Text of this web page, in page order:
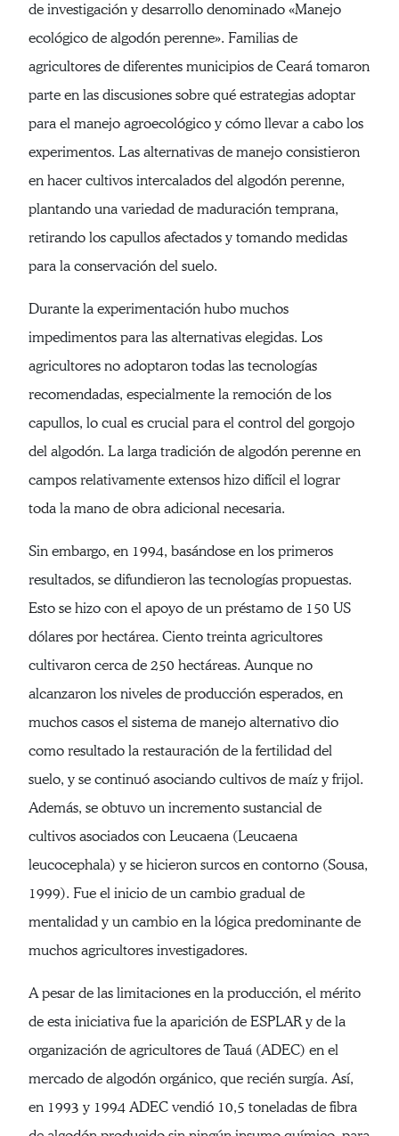
de investigación y desarrollo denominado «Manejo
ecológico de algodón perenne». Familias de
agricultores de diferentes municipios de Ceará tomaron
parte en las discusiones sobre qué estrategias adoptar
para el manejo agroecológico y cómo llevar a cabo los
experimentos. Las alternativas de manejo consistieron
en hacer cultivos intercalados del algodón perenne,
plantando una variedad de maduración temprana,
retirando los capullos afectados y tomando medidas
para la conservación del suelo.
Durante la experimentación hubo muchos
impedimentos para las alternativas elegidas. Los
agricultores no adoptaron todas las tecnologías
recomendadas, especialmente la remoción de los
capullos, lo cual es crucial para el control del gorgojo
del algodón. La larga tradición de algodón perenne en
campos relativamente extensos hizo difícil el lograr
toda la mano de obra adicional necesaria.
Sin embargo, en 1994, basándose en los primeros
resultados, se difundieron las tecnologías propuestas.
Esto se hizo con el apoyo de un préstamo de 150 US
dólares por hectárea. Ciento treinta agricultores
cultivaron cerca de 250 hectáreas. Aunque no
alcanzaron los niveles de producción esperados, en
muchos casos el sistema de manejo alternativo dio
como resultado la restauración de la fertilidad del
suelo, y se continuó asociando cultivos de maíz y frijol.
Además, se obtuvo un incremento sustancial de
cultivos asociados con Leucaena (Leucaena
leucocephala) y se hicieron surcos en contorno (Sousa,
1999). Fue el inicio de un cambio gradual de
mentalidad y un cambio en la lógica predominante de
muchos agricultores investigadores.
A pesar de las limitaciones en la producción, el mérito
de esta iniciativa fue la aparición de ESPLAR y de la
organización de agricultores de Tauá (ADEC) en el
mercado de algodón orgánico, que recién surgía. Así,
en 1993 y 1994 ADEC vendió 10,5 toneladas de fibra